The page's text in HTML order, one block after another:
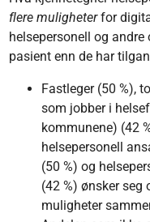
flere muligheterfor
helsepersonell og
pasient enn de har
Fastleger (50 %),
som jobber i
kommunene) (42
helsepersonell
(50 %) og
(42 %) ønsker
muligheter